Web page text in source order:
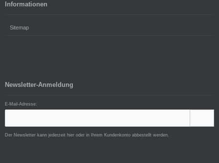
Informationen
Sitemap
Newsletter-Anmeldung
E-Mail-Adresse:
Der Newsletter kann jederzeit hier oder in Ihrem Kundenkonto abbestellt werden.